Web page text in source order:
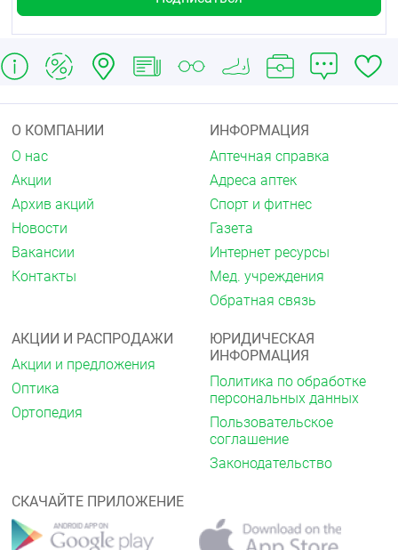
О КОМПАНИИ
О нас
Акции
Архив акций
Новости
Вакансии
Контакты
ИНФОРМАЦИЯ
Аптечная справка
Адреса аптек
Спорт и фитнес
Газета
Интернет ресурсы
Мед. учреждения
Обратная связь
АКЦИИ И РАСПРОДАЖИ
Акции и предложения
Оптика
Ортопедия
ЮРИДИЧЕСКАЯ
ИНФОРМАЦИЯ
Политика по обработке
персональных данных
Пользовательское
соглашение
Законодательство
СКАЧАЙТЕ ПРИЛОЖЕНИЕ